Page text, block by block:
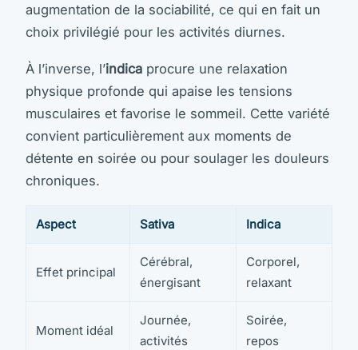
augmentation de la sociabilité, ce qui en fait un
choix privilégié pour les activités diurnes.
À l’inverse, l’indica procure une relaxation
physique profonde qui apaise les tensions
musculaires et favorise le sommeil. Cette variété
convient particulièrement aux moments de
détente en soirée ou pour soulager les douleurs
chroniques.
Aspect Sativa Indica
Effet principal
Cérébral,
énergisant
Corporel,
relaxant
Moment idéal
Journée,
activités
Soirée,
repos